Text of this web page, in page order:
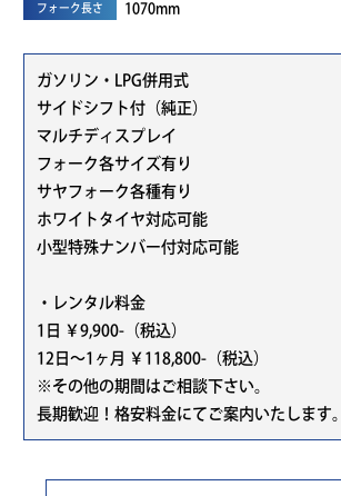
フォーク長さ 1070mm
ガソリン・LPG併用式
サイドシフト付（純正）
マルチディスプレイ
フォーク各サイズ有り
サヤフォーク各種有り
ホワイトタイヤ対応可能
小型特殊ナンバー付対応可能
・レンタル料金
1日 ￥9,900-（税込）
12日～1ヶ月 ￥118,800-（税込）
※その他の期間はご相談下さい。
長期歓迎！格安料金にてご案内いたします。